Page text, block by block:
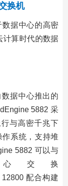
换机
数据中心的高密
计算时代的数据
据中心推出的
5882 采
与高密千兆下
系统，支持堆
5882 可以与
交换
配合构建